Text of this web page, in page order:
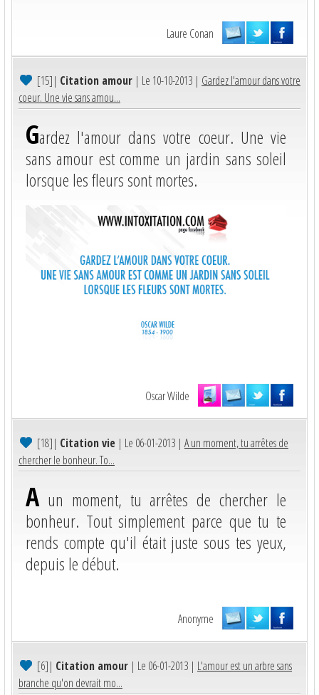
Laure Conan
[15]| Citation amour | Le 10-10-2013 | Gardez l'amour dans votre
coeur. Une vie sans amou...
Gardez l'amour dans votre coeur. Une vie
sans amour est comme un jardin sans soleil
lorsque les fleurs sont mortes.
Oscar Wilde
[18]| Citation vie | Le 06-01-2013 | A un moment, tu arrêtes de
chercher le bonheur. To...
A un moment, tu arrêtes de chercher le
bonheur. Tout simplement parce que tu te
rends compte qu'il était juste sous tes yeux,
depuis le début.
Anonyme
[6]| Citation amour | Le 06-01-2013 | L'amour est un arbre sans
branche qu'on devrait mo...